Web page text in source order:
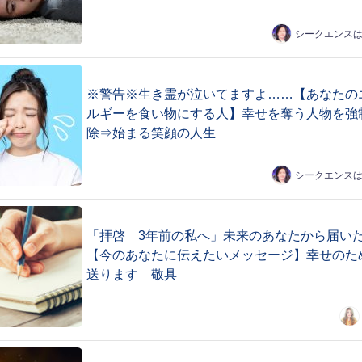
シークエンス
※警告※生き霊が泣いてますよ……【あなたの
ルギーを食い物にする人】幸せを奪う人物を強
除⇒始まる笑顔の人生
シークエンス
「拝啓 3年前の私へ」未来のあなたから届い
【今のあなたに伝えたいメッセージ】幸せのた
送ります 敬具